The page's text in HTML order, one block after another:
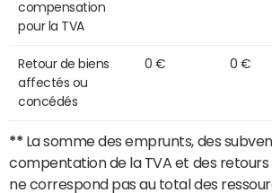
compensation
pour la TVA
Retour de biens
affectés ou
concédés
0 € 0 €
** La somme des emprunts, des
compentation de la TVA et des
ne correspond pas au total des